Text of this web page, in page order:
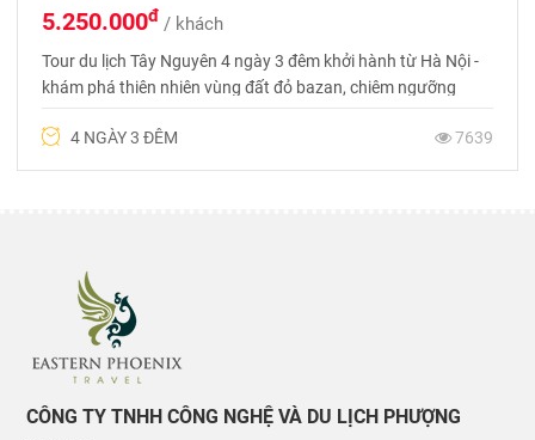
5.250.000đ / khách
Tour du lịch Tây Nguyên 4 ngày 3 đêm khởi hành từ Hà Nội -
khám phá thiên nhiên vùng đất đỏ bazan, chiêm ngưỡng
tour 0975 699 988
4 NGÀY 3 ĐÊM 7639
CÔNG TY TNHH CÔNG NGHỆ VÀ DU LỊCH PHƯỢNG